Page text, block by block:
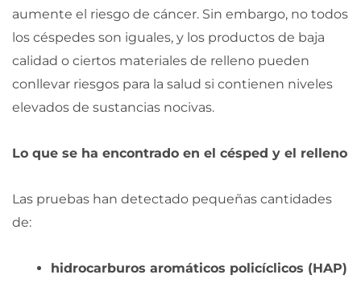
aumente el riesgo de cáncer. Sin embargo, no todos
los céspedes son iguales, y los productos de baja
calidad o ciertos materiales de relleno pueden
conllevar riesgos para la salud si contienen niveles
elevados de sustancias nocivas.
Lo que se ha encontrado en el césped y el relleno
Las pruebas han detectado pequeñas cantidades
de:
hidrocarburos aromáticos policíclicos (HAP)